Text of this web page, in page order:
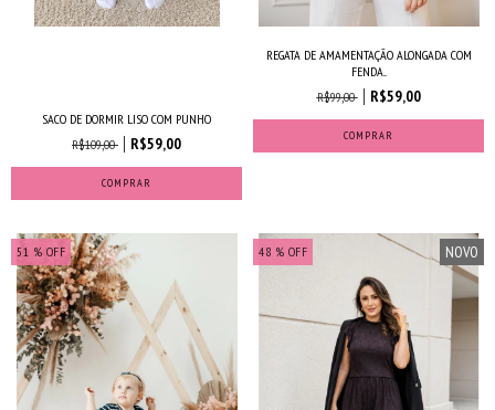
SACO DE DORMIR LISO COM PUNHO
R$109,00
R$59,00
COMPRAR
REGATA DE AMAMENTAÇÃO ALONGADA COM
FENDA...
R$99,00
R$59,00
COMPRAR
51 % OFF 48 % OFF NOVO